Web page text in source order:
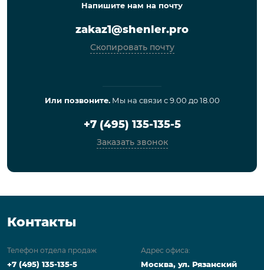
Напишите нам на почту
zakaz1@shenler.pro
Скопировать почту
Или позвоните.Мы на связи с 9.00 до 18.00
+7 (495) 135-135-5
Заказать звонок
Контакты
Телефон отдела продаж
+7 (495) 135-135-5
Адрес офиса:
Москва, ул. Рязанский